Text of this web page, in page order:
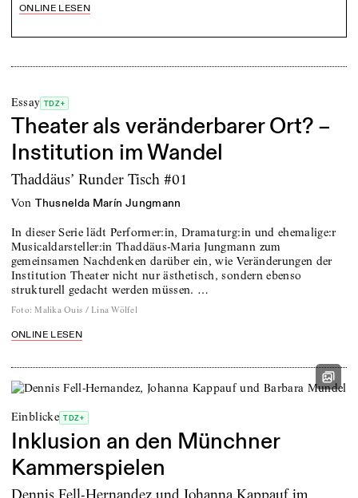
ONLINE LESEN
Essay TDZ+
Theater als veränderbarer Ort? –
Institution im Wandel
Thaddäus’ Runder Tisch #01
von Thusnelda Marín Jungmann
In dieser Serie lädt Performer:in, Dramaturg:in und ehemalige:r
Musicaldarsteller:in Thaddäus-Maria Jungmann zum
gemeinsamen Nachdenken darüber ein, wie Veränderungen der
Institution Theater nicht nur ästhetisch, sondern ebenso
strukturell gedacht werden müssen. …
Foto: Malika Ouis / Lina Wölfel
ONLINE LESEN
Einblicke TDZ+
Inklusion an den Münchner
Kammerspielen
Dennis Fell-Hernandez und Johanna Kappauf im